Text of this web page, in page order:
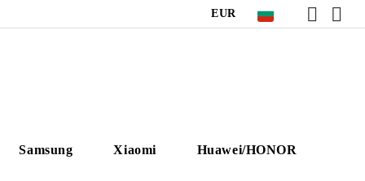
EUR
Samsung Xiaomi Huawei/HONOR